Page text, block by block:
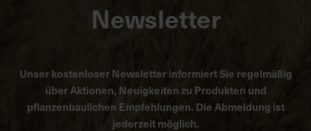
Newsletter
Unser kostenloser Newsletter informiert Sie regelmäßig
über Aktionen, Neuigkeiten zu Produkten und
pflanzenbaulichen Empfehlungen. Die Abmeldung ist
jederzeit möglich.